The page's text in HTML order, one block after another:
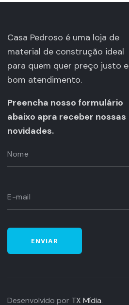
Casa Pedroso é uma loja de
material de construção ideal
para quem quer preço justo e
bom atendimento.
Preencha nosso formulário
abaixo apra receber nossas
novidades.
Desenvolvido por TX Mídia.